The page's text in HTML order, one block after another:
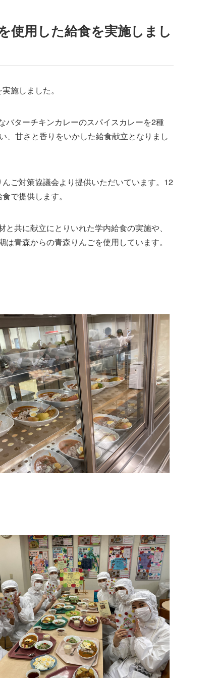
使用した給食を実施しまし
施しました。
ターチキンカレーのスパイスカレーを2種
、甘さと香りをいかした給食献立となりまし
ご対策協議会より提供いただいています。12
で提供します。
共に献立にとりいれた学内給食の実施や、
青森からの青森りんごを使用しています。